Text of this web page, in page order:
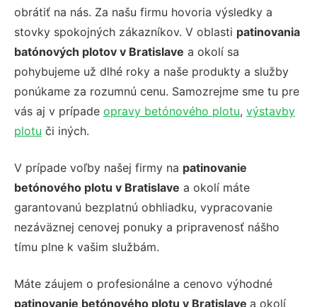
obrátiť na nás. Za našu firmu hovoria výsledky a
stovky spokojných zákazníkov. V oblasti patinovania
batónových plotov v Bratislave a okolí sa
pohybujeme už dlhé roky a naše produkty a služby
ponúkame za rozumnú cenu. Samozrejme sme tu pre
vás aj v prípade opravy betónového plotu, výstavby
plotu či iných.
V prípade voľby našej firmy na patinovanie
betónového plotu v Bratislave a okolí máte
garantovanú bezplatnú obhliadku, vypracovanie
nezáväznej cenovej ponuky a pripravenosť nášho
tímu plne k vašim službám.
Máte záujem o profesionálne a cenovo výhodné
patinovanie betónového plotu v Bratislave a okolí